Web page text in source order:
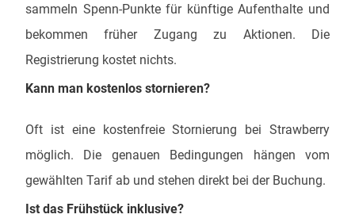
sammeln Spenn-Punkte für künftige Aufenthalte und
bekommen früher Zugang zu Aktionen. Die
Registrierung kostet nichts.
Kann man kostenlos stornieren?
Oft ist eine kostenfreie Stornierung bei Strawberry
möglich. Die genauen Bedingungen hängen vom
gewählten Tarif ab und stehen direkt bei der Buchung.
Ist das Frühstück inklusive?